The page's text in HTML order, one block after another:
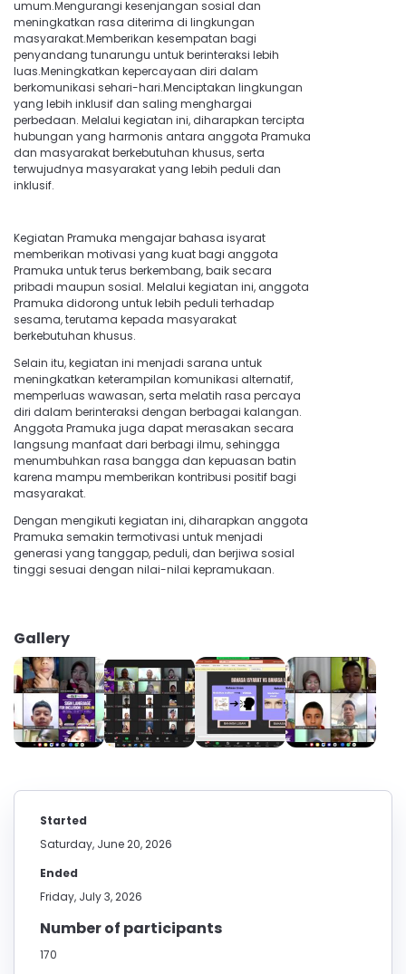
umum.Mengurangi kesenjangan sosial dan
meningkatkan rasa diterima di lingkungan
masyarakat.Memberikan kesempatan bagi
penyandang tunarungu untuk berinteraksi lebih
luas.Meningkatkan kepercayaan diri dalam
berkomunikasi sehari-hari.Menciptakan lingkungan
yang lebih inklusif dan saling menghargai
perbedaan. Melalui kegiatan ini, diharapkan tercipta
hubungan yang harmonis antara anggota Pramuka
dan masyarakat berkebutuhan khusus, serta
terwujudnya masyarakat yang lebih peduli dan
inklusif.
Kegiatan Pramuka mengajar bahasa isyarat
memberikan motivasi yang kuat bagi anggota
Pramuka untuk terus berkembang, baik secara
pribadi maupun sosial. Melalui kegiatan ini, anggota
Pramuka didorong untuk lebih peduli terhadap
sesama, terutama kepada masyarakat
berkebutuhan khusus.
Selain itu, kegiatan ini menjadi sarana untuk
meningkatkan keterampilan komunikasi alternatif,
memperluas wawasan, serta melatih rasa percaya
diri dalam berinteraksi dengan berbagai kalangan.
Anggota Pramuka juga dapat merasakan secara
langsung manfaat dari berbagi ilmu, sehingga
menumbuhkan rasa bangga dan kepuasan batin
karena mampu memberikan kontribusi positif bagi
masyarakat.
Dengan mengikuti kegiatan ini, diharapkan anggota
Pramuka semakin termotivasi untuk menjadi
generasi yang tanggap, peduli, dan berjiwa sosial
tinggi sesuai dengan nilai-nilai kepramukaan.
Gallery
Started
Saturday, June 20, 2026
Ended
Friday, July 3, 2026
Number of participants
170